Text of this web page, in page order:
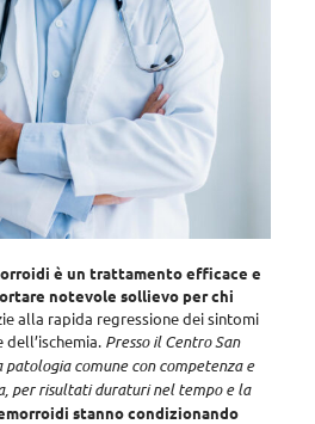
è un trattamento efficace e
notevole sollievo per chi
alla rapida regressione dei sintomi
Presso il Centro San
comune con competenza e
per risultati duraturi nel tempo e la
stanno condizionando